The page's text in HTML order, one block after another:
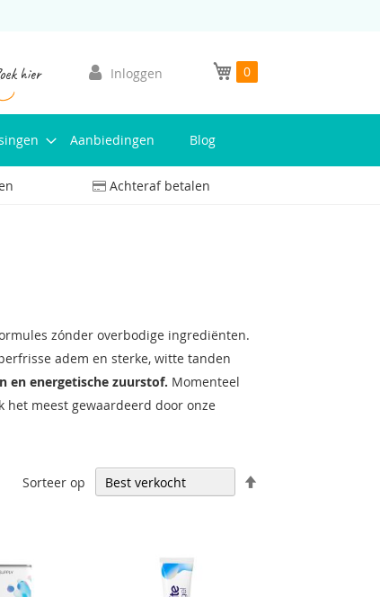
Mijn winkelwagen
0
Inloggen
hier
Aanbiedingen Blog
Achteraf betalen
zónder overbodige ingrediënten.
adem en sterke, witte tanden
en energetische zuurstof. Momenteel
meest gewaardeerd door onze
Sorteer op